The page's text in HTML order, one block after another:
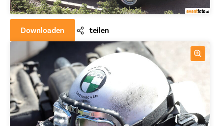
Downloaden teilen